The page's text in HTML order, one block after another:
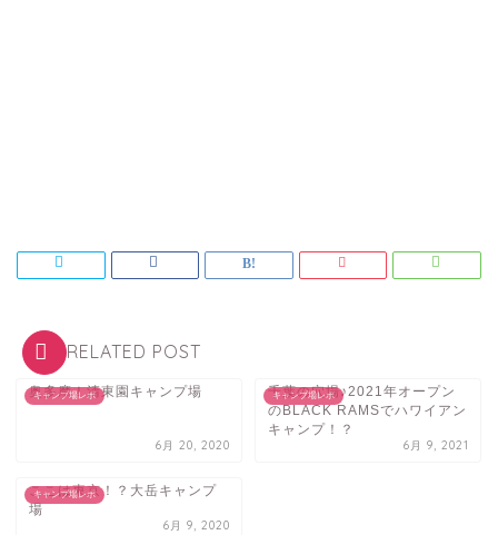
RELATED POST
キャンプ場レポ
奥多摩！清東園キャンプ場
6月 20, 2020
キャンプ場レポ
千葉の穴場♪2021年オープン
のBLACK RAMSでハワイアン
キャンプ！？
6月 9, 2021
キャンプ場レポ
ここは東京！？大岳キャンプ
場
6月 9, 2020